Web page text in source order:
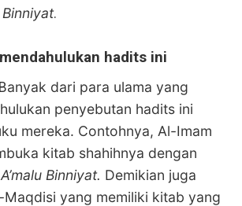
Binniyat.
hadits ini
anyak dari para ulama yang
penyebutan hadits ini
mereka. Contohnya, Al-Imam
kitab shahihnya dengan
Binniyat. Demikian juga
Maqdisi yang memiliki kitab yang